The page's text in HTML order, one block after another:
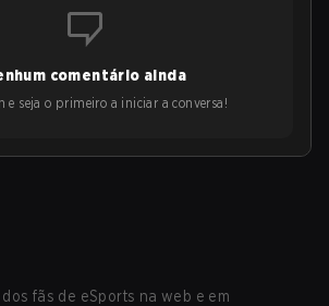
comentário ainda
e seja o primeiro a iniciar a conversa!
dos fãs de eSports na web e em